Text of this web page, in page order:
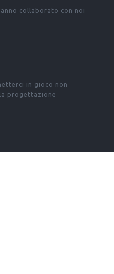
collaborato con noi
in gioco non
progettazione